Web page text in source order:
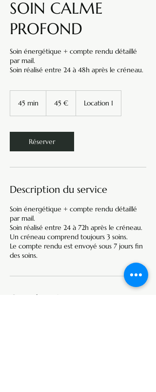
SOIN CALME
PROFOND
Soin énergétique + compte rendu détaillé
par mail.
Soin réalisé entre 24 à 48h après le créneau.
45 min
i
n
45 € Location 1
Réserver
Description du service
Soin énergétique + compte rendu détaillé
par mail.
Soin réalisé entre 24 à 72h après le créneau.
Un créneau comprend toujours 3 soins.
Le compte rendu est envoyé sous 7 jours fin
des soins.
Coordonnées